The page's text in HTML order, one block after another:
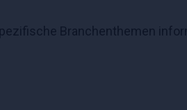
Branchenthemen